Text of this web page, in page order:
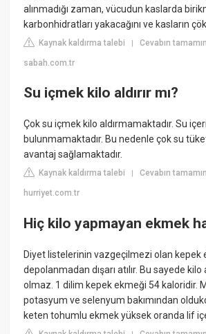
alınmadığı zaman, vücudun kaslarda
karbonhidratları yakacağını ve kasların
Kaynak kaldırma talebi |Cevabın
sabah.com.tr
Su içmek kilo aldırır mı?
Çok su içmek kilo aldırmamaktadır. Su
bulunmamaktadır. Bu nedenle çok su
avantaj sağlamaktadır.
Kaynak kaldırma talebi |Cevabın
hurriyet.com.tr
Hiç kilo yapmayan ekmek
Diyet listelerinin vazgeçilmezi olan kepek
depolanmadan dışarı atılır. Bu sayede
olmaz. 1 dilim kepek ekmeği 54 kaloridir.
potasyum ve selenyum bakımından
keten tohumlu ekmek yüksek oranda lif